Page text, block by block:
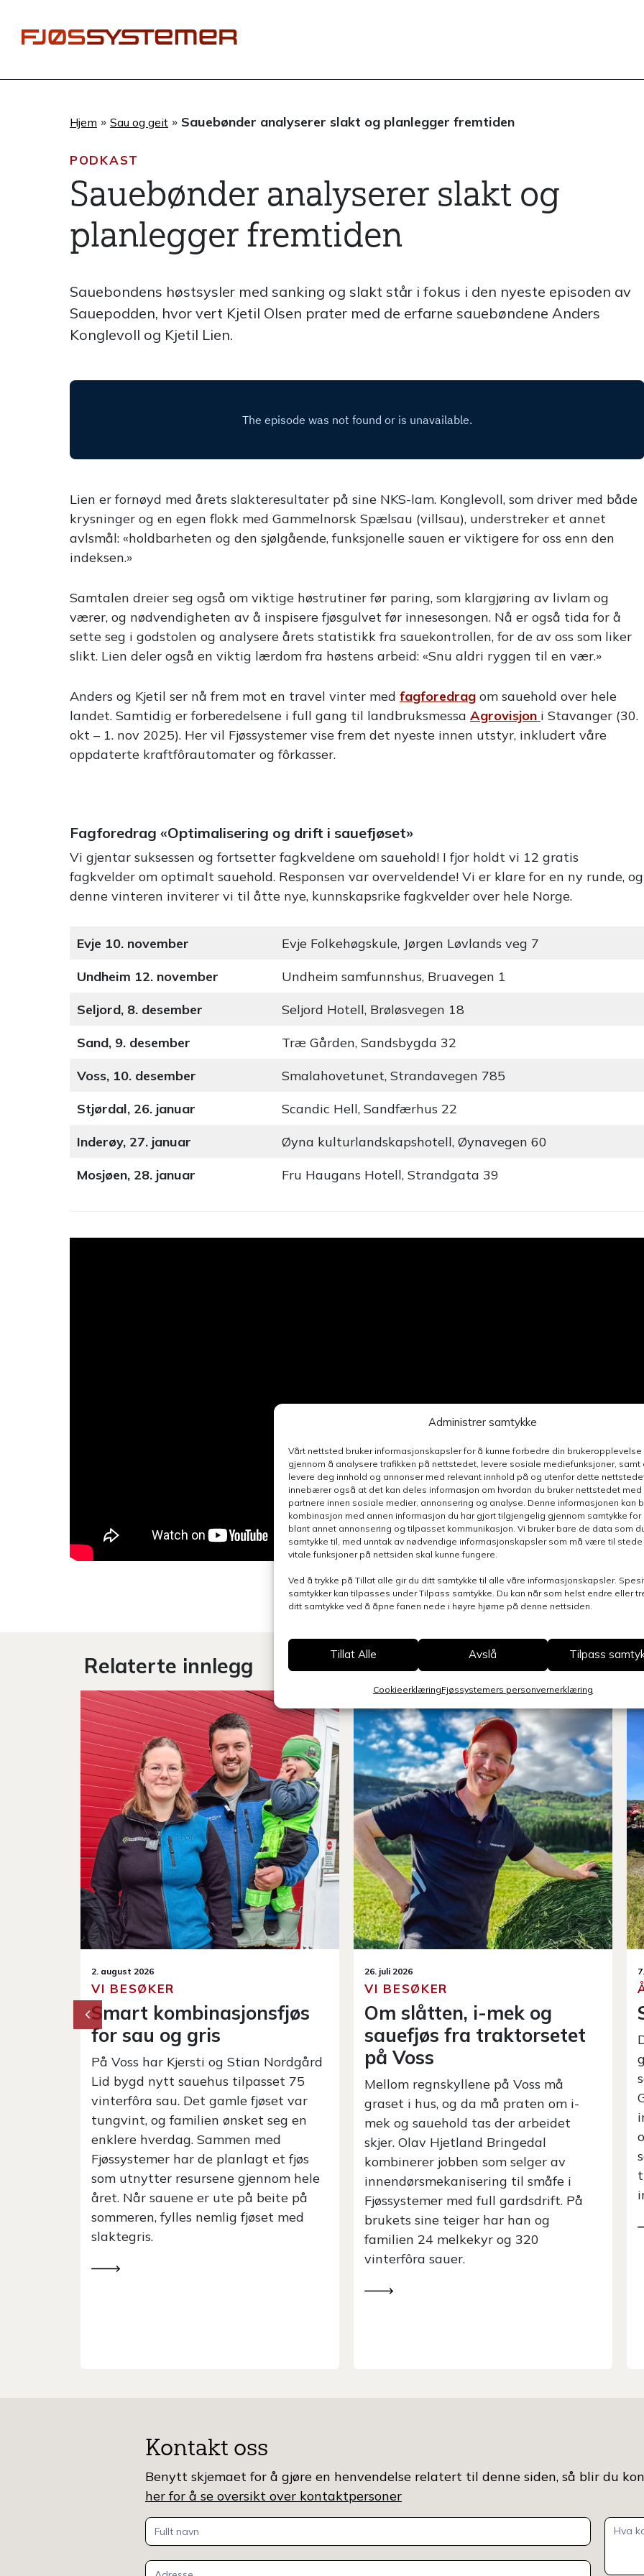
Administrer samtykke
Vårt nettsted bruker informasjonskapsler for å kunne forbedre din brukeropplevelse
gjennom å analysere trafikken på nettstedet, levere sosiale mediefunksjoner, samt
levere deg innhold og annonser med relevant innhold på og utenfor dette
innebærer også at det kan deles informasjon om hvordan du bruker nettstedet med
partnere innen sosiale medier, annonsering og analyse. Denne informasjonen kan
kombinasjon med annen informasjon du har gjort tilgjengelig gjennom samtykke for
blant annet annonsering og tilpasset kommunikasjon. Vi bruker bare de data som
samtykke til, med unntak av nødvendige informasjonskapsler som må være til
vitale funksjoner på nettsiden skal kunne fungere.
Ved å trykke på Tillat alle gir du ditt samtykke til alle våre informasjonskapsler.
samtykker kan tilpasses under Tilpass samtykke. Du kan når som helst endre eller
ditt samtykke ved å åpne fanen nede i høyre hjørne på denne nettsiden.
Tillat Alle Avslå Tilpass
CookieerklæringFjøssystemers personvernerklæring
rett
Hjem » Sau og geit » Sauebønder analyserer slakt og planlegger fremtiden
PODKAST
Sauebønder analyserer slakt og
planlegger fremtiden
Sauebondens høstsysler med sanking og slakt står i fokus i den nyeste episoden av
Sauepodden, hvor vert Kjetil Olsen prater med de erfarne sauebøndene Anders
Konglevoll og Kjetil Lien.
Lien er fornøyd med årets slakteresultater på sine NKS-lam. Konglevoll, som driver med både
krysninger og en egen flokk med Gammelnorsk Spælsau (villsau), understreker et annet
avlsmål: «holdbarheten og den sjølgående, funksjonelle sauen er viktigere for oss enn den
indeksen.»
Samtalen dreier seg også om viktige høstrutiner før paring, som klargjøring av livlam og
værer, og nødvendigheten av å inspisere fjøsgulvet før innesesongen. Nå er også tida for å
sette seg i godstolen og analysere årets statistikk fra sauekontrollen, for de av oss som liker
slikt. Lien deler også en viktig lærdom fra høstens arbeid: «Snu aldri ryggen til en vær.»
Anders og Kjetil ser nå frem mot en travel vinter med fagforedrag om sauehold over hele
landet. Samtidig er forberedelsene i full gang til landbruksmessa Agrovisjon i Stavanger (30.
okt – 1. nov 2025). Her vil Fjøssystemer vise frem det nyeste innen utstyr, inkludert våre
oppdaterte kraftfôrautomater og fôrkasser.
Fagforedrag «Optimalisering og drift i sauefjøset»
Vi gjentar suksessen og fortsetter fagkveldene om sauehold! I fjor holdt vi 12 gratis
fagkvelder om optimalt sauehold. Responsen var overveldende! Vi er klare for en ny runde, og
denne vinteren inviterer vi til åtte nye, kunnskapsrike fagkvelder over hele Norge.
Evje 10. november
Evje Folkehøgskule, Jørgen Løvlands veg 7
Undheim 12. november
Undheim samfunnshus, Bruavegen 1
Seljord, 8. desember
Seljord Hotell, Brøløsvegen 18
Sand, 9. desember
Træ Gården, Sandsbygda 32
Voss, 10. desember
Smalahovetunet, Strandavegen 785
Stjørdal, 26. januar
Scandic Hell, Sandfærhus 22
Inderøy, 27. januar
Øyna kulturlandskapshotell, Øynavegen 60
Mosjøen, 28. januar
Fru Haugans Hotell, Strandgata 39
Relaterte innlegg
26. juli 2026
VI BESØKER
Om slåtten, i-mek og
sauefjøs fra traktorsetet
på Voss
Mellom regnskyllene på Voss må
graset i hus, og da må praten om i-
mek og sauehold tas der arbeidet
skjer. Olav Hjetland Bringedal
kombinerer jobben som selger av
innendørsmekanisering til småfe i
Fjøssystemer med full gardsdrift. På
brukets sine teiger har han og
familien 24 melkekyr og 320
7. juni 2026
ÅPENT FJØS
Selbus største sauefjøs
Det var storstilt oppmøte og veldig
god stemning da Kristian Stene i
samarbeid med Nortura, Norsk Sau og
Geit og Fjøssystemer Midt-Norge
inviterte til fjøsåpning i Selbu. Langt
over hundre nysgjerrige
sambyggdinger og bransjefolk tok
turen for å se nærmere på det
imponerende anlegget.
Kontakt oss
Benytt skjemaet for å gjøre en henvendelse relatert til denne siden, så blir du
her for å se oversikt over kontaktpersoner
Kontakt
oss